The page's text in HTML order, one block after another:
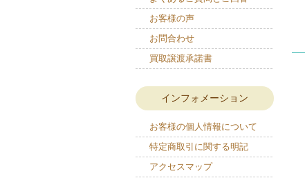
お客様の声
お問合わせ
買取譲渡承諾書
インフォメーション
お客様の個人情報について
特定商取引に関する明記
アクセスマップ